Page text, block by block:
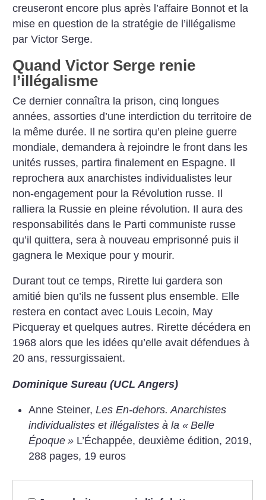
creuseront encore plus après l’affaire Bonnot et la
mise en question de la stratégie de l’illégalisme
par Victor Serge.
Quand Victor Serge renie
l’illégalisme
Ce dernier connaîtra la prison, cinq longues
années, assorties d’une interdiction du territoire de
la même durée. Il ne sortira qu’en pleine guerre
mondiale, demandera à rejoindre le front dans les
unités russes, partira finalement en Espagne. Il
reprochera aux anarchistes individualistes leur
non-engagement pour la Révolution russe. Il
ralliera la Russie en pleine révolution. Il aura des
responsabilités dans le Parti communiste russe
qu’il quittera, sera à nouveau emprisonné puis il
gagnera le Mexique pour y mourir.
Durant tout ce temps, Rirette lui gardera son
amitié bien qu’ils ne fussent plus ensemble. Elle
restera en contact avec Louis Lecoin, May
Picqueray et quelques autres. Rirette décédera en
1968 alors que les idées qu’elle avait défendues à
20 ans, ressurgissaient.
Dominique Sureau (UCL Angers)
Anne Steiner, Les En-dehors. Anarchistes
individualistes et illégalistes à la « Belle
Époque »L’Échappée, deuxième édition, 2019,
288 pages, 19 euros